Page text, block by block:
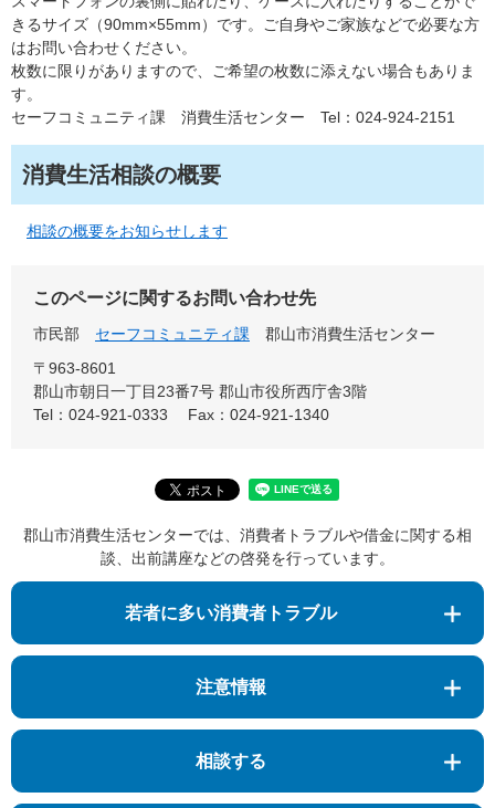
きるサイズ（90mm×55mm）です。ご自身やご家族などで必要な方
はお問い合わせください。
枚数に限りがありますので、ご希望の枚数に添えない場合もありま
す。
セーフコミュニティ課 消費生活センター Tel：024-924-2151
消費生活相談の概要
相談の概要をお知らせします
このページに関するお問い合わせ先
市民部 セーフコミュニティ課
郡山市消費生活センター
〒963-8601
郡山市朝日一丁目23番7号 郡山市役所西庁舎3階
Tel：024-921-0333
Fax：024-921-1340
郡山市消費生活センターでは、消費者トラブルや借金に関する相
談、出前講座などの啓発を行っています。
若者に多い消費者トラブル
注意情報
相談する